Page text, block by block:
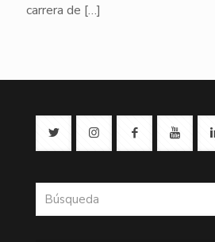
carrera de […]